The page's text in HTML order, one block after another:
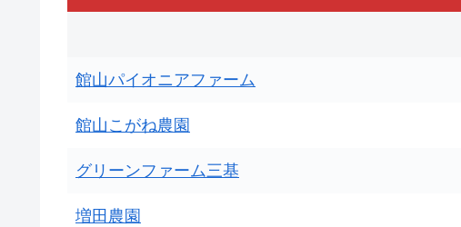
館山パイオニアファーム
館山こがね農園
グリーンファーム三基
増田農園